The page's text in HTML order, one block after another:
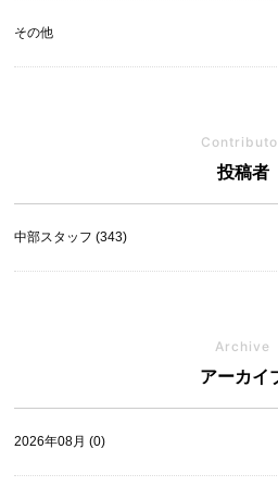
その他
投稿者
中部スタッフ (343)
Archive
アーカイ
2026年08月 (0)